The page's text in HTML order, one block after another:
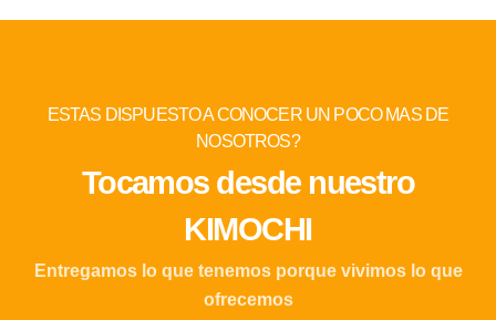
ESTAS DISPUESTO A CONOCER UN POCO MAS DE
NOSOTROS?
Tocamos desde nuestro
KIMOCHI
Entregamos lo que tenemos porque vivimos lo que
ofrecemos